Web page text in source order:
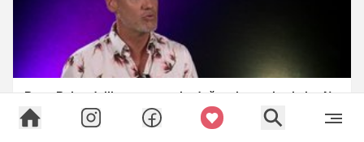
Peter Poles delil nasvete za bodoče tekmovalce kviza Na
lovu